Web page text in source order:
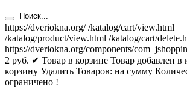
https://dveriokna.org/ /katalog/cart/view.html
/katalog/product/view.html /katalog/cart/
https://dveriokna.org/components/
2 руб. ✔ Товар в корзине Товар добавлен в
корзину Удалить Товаров: на сумму
ограничено !